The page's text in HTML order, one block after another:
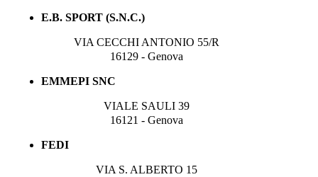
E.B. SPORT (S.N.C.)
VIA CECCHI ANTONIO 55/R
16129 - Genova
EMMEPI SNC
VIALE SAULI 39
16121 - Genova
FEDI
VIA S. ALBERTO 15